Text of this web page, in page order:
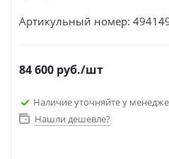
Артикульный номер:
84 600 руб./шт
Наличие уточняйте у
Нашли дешевле?